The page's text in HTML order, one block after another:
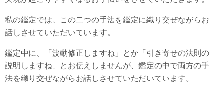
私の鑑定では、この二つの手法を鑑定に織り交ぜながらお
話しさせていただいています。
鑑定中に、「波動修正しますね」とか「引き寄せの法則の
説明しますね」とお伝えしませんが、鑑定の中で両方の手
法を織り交ぜながらお話しさせていただいています。